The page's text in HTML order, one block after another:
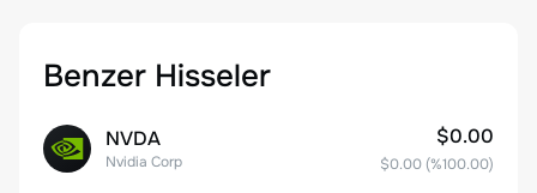
Benzer Hisseler
NVDA
Nvidia Corp
$0.00
$0.00 (%100.00)